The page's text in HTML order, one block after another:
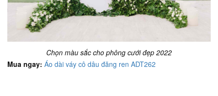
Chọn màu sắc cho phông cưới đẹp 2022
Mua ngay: Áo dài váy cô dâu đăng ren ADT262